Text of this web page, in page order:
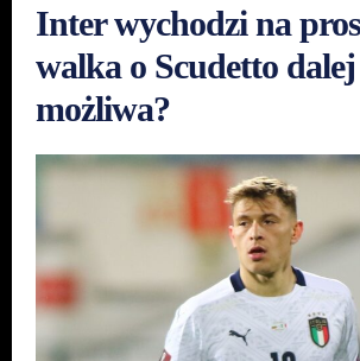
Inter wychodzi na
walka o Scudetto dalej
możliwa?